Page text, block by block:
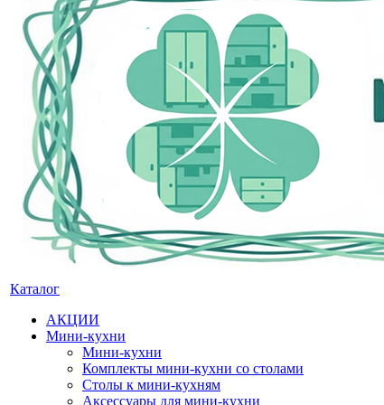
Каталог
АКЦИИ
Мини-кухни
Мини-кухни
Комплекты мини-кухни со столами
Столы к мини-кухням
Аксессуары для мини-кухни